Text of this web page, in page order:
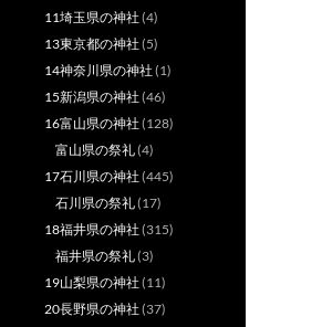
11埼玉県の神社 (4)
13東京都の神社 (5)
14神奈川県の神社 (1)
15新潟県の神社 (46)
16富山県の神社 (128)
富山県の祭礼(4)
17石川県の神社 (445)
石川県の祭礼(17)
18福井県の神社 (315)
福井県の祭礼(3)
19山梨県の神社 (11)
20長野県の神社 (37)